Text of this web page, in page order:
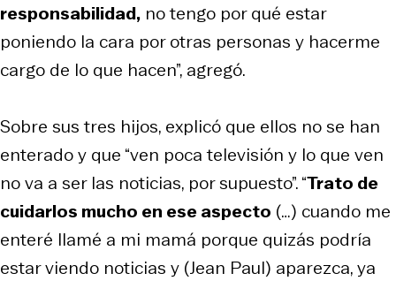
responsabilidad, no tengo por qué estar
poniendo la cara por otras personas y hacerme
cargo de lo que hacen”, agregó.
Sobre sus tres hijos, explicó que ellos no se han
enterado y que “ven poca televisión y lo que ven
no va a ser las noticias, por supuesto”. “Trato de
cuidarlos mucho en ese aspecto (…) cuando me
enteré llamé a mi mamá porque quizás podría
estar viendo noticias y (Jean Paul) aparezca, ya